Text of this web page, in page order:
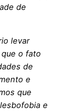
de
levar
o fato
de
e
que
e